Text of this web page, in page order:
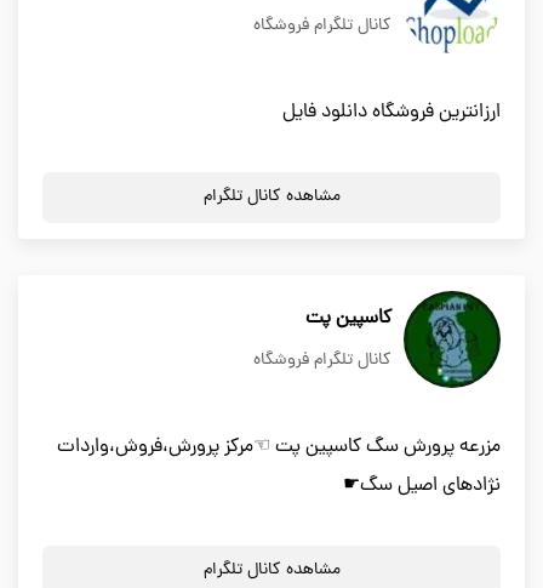
کانال تلگرام فروشگاه
ارزانترین فروشگاه دانلود فایل
مشاهده کانال تلگرام
کاسپین پت
کانال تلگرام فروشگاه
مزرعه پرورش سگ کاسپین پت ☜مرکز پرورش،فروش،واردات
نژادهای اصیل سگ☛
مشاهده کانال تلگرام